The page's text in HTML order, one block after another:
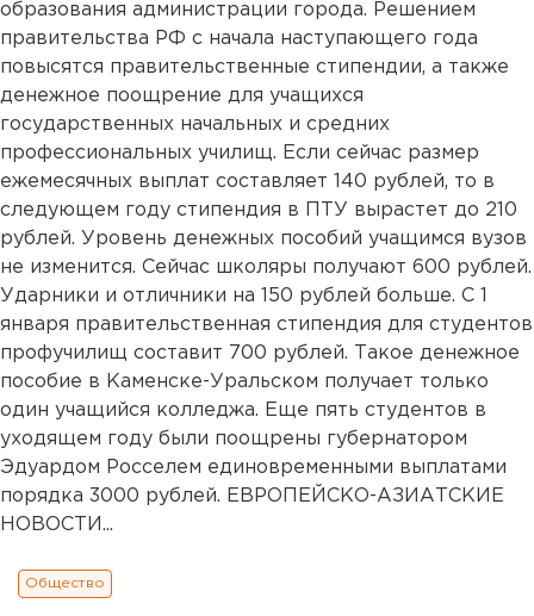
образования администрации города. Решением
правительства РФ с начала наступающего года
повысятся правительственные стипендии, а также
денежное поощрение для учащихся
государственных начальных и средних
профессиональных училищ. Если сейчас размер
ежемесячных выплат составляет 140 рублей, то в
следующем году стипендия в ПТУ вырастет до 210
рублей. Уровень денежных пособий учащимся вузов
не изменится. Сейчас школяры получают 600 рублей.
Ударники и отличники на 150 рублей больше. С 1
января правительственная стипендия для студентов
профучилищ составит 700 рублей. Такое денежное
пособие в Каменске-Уральском получает только
один учащийся колледжа. Еще пять студентов в
уходящем году были поощрены губернатором
Эдуардом Росселем единовременными выплатами
порядка 3000 рублей. ЕВРОПЕЙСКО-АЗИАТСКИЕ
НОВОСТИ...
Общество